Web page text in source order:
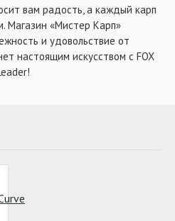
вам радость, а каждый карп
Магазин «Мистер Карп»
и удовольствие от
настоящим искусством с FOX